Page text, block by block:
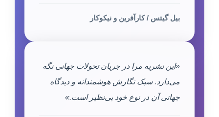
بیل گیتس / کارآفرین و نیکوکار
«این نشریه مرا در جریان تحولات جهانی نگه
می‌دارد. سبک نگارش هوشمندانه و دیدگاه
جهانی آن در نوع خود بی‌نظیر است.»